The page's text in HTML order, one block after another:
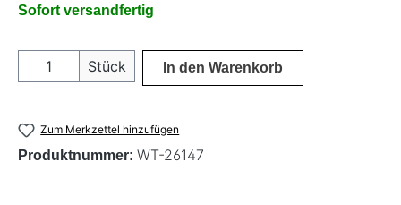
Sofort versandfertig
Produkt Anzahl: Gib den gewünschten
Stück In den Warenkorb
Zum Merkzettel hinzufügen
Produktnummer: WT-26147